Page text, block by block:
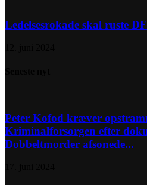
Ledelsesrokade skal ruste
Peter Kofod kræver
Kriminalforsorgen efter
Dobbeltmorder afsonede...